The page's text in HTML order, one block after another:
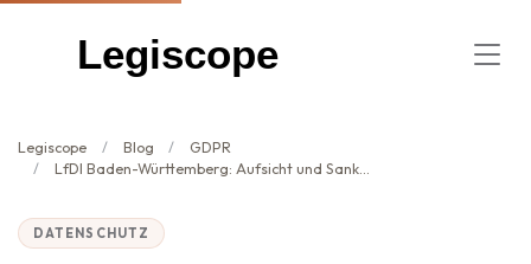
Legiscope
Legiscope Blog
GDPR
LfDI Baden-Württemberg: Aufsicht und Sanktionen
DATENSCHUTZ